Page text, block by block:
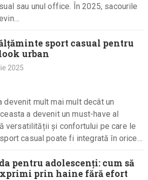
sau unul office. În 2025, sacourile
sport casual pentru
urban
2025
devenit mult mai mult decât un
a devenit un must-have al
versatilității și confortului pe care le
casual poate fi integrată în orice…
pentru adolescenți: cum să
prin haine fără efort